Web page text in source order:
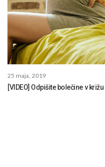
25 maja, 2019
[VIDEO] Odpišite bolečine v